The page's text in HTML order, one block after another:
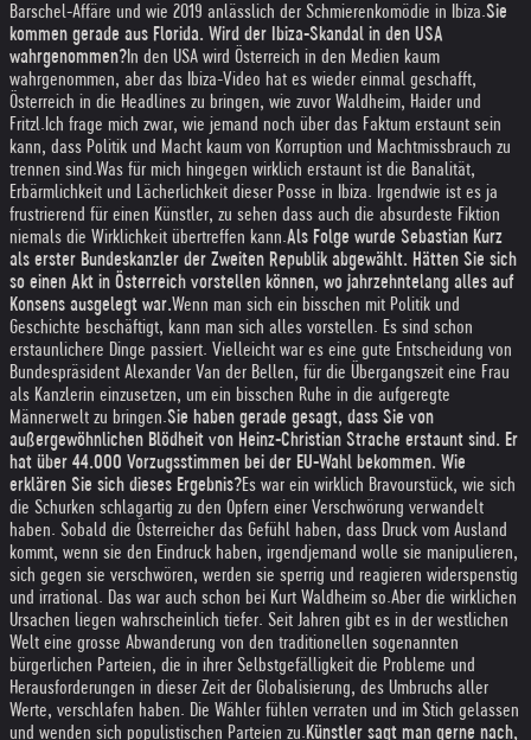
Barschel-Affäre und wie 2019 anlässlich der Schmierenkomödie in Ibiza.Sie
kommen gerade aus Florida. Wird der Ibiza-Skandal in den USA
wahrgenommen?In den USA wird Österreich in den Medien kaum
wahrgenommen, aber das Ibiza-Video hat es wieder einmal geschafft,
Österreich in die Headlines zu bringen, wie zuvor Waldheim, Haider und
Fritzl. Ich frage mich zwar, wie jemand noch über das Faktum erstaunt sein
kann, dass Politik und Macht kaum von Korruption und Machtmissbrauch zu
trennen sind.Was für mich hingegen wirklich erstaunt ist die Banalität,
Erbärmlichkeit und Lächerlichkeit dieser Posse in Ibiza. Irgendwie ist es ja
frustrierend für einen Künstler, zu sehen dass auch die absurdeste Fiktion
niemals die Wirklichkeit übertreffen kann.Als Folge wurde Sebastian Kurz
als erster Bundeskanzler der Zweiten Republik abgewählt. Hätten Sie sich
so einen Akt in Österreich vorstellen können, wo jahrzehntelang alles auf
Konsens ausgelegt war.Wenn man sich ein bisschen mit Politik und
Geschichte beschäftigt, kann man sich alles vorstellen. Es sind schon
erstaunlichere Dinge passiert. Vielleicht war es eine gute Entscheidung von
Bundespräsident Alexander Van der Bellen, für die Übergangszeit eine Frau
als Kanzlerin einzusetzen, um ein bisschen Ruhe in die aufgeregte
Männerwelt zu bringen.Sie haben gerade gesagt, dass Sie von
außergewöhnlichen Blödheit von Heinz-Christian Strache erstaunt sind. Er
hat über 44.000 Vorzugsstimmen bei der EU-Wahl bekommen. Wie
erklären Sie sich dieses Ergebnis?Es war ein wirklich Bravourstück, wie sich
die Schurken schlagartig zu den Opfern einer Verschwörung verwandelt
haben. Sobald die Österreicher das Gefühl haben, dass Druck vom Ausland
kommt, wenn sie den Eindruck haben, irgendjemand wolle sie manipulieren,
sich gegen sie verschwören, werden sie sperrig und reagieren widerspenstig
und irrational. Das war auch schon bei Kurt Waldheim so.Aber die wirklichen
Ursachen liegen wahrscheinlich tiefer. Seit Jahren gibt es in der westlichen
Welt eine grosse Abwanderung von den traditionellen sogenannten
bürgerlichen Parteien, die in ihrer Selbstgefälligkeit die Probleme und
Herausforderungen in dieser Zeit der Globalisierung, des Umbruchs aller
Werte, verschlafen haben. Die Wähler fühlen verraten und im Stich gelassen
und wenden sich populistischen Parteien zu.Künstler sagt man gerne nach,